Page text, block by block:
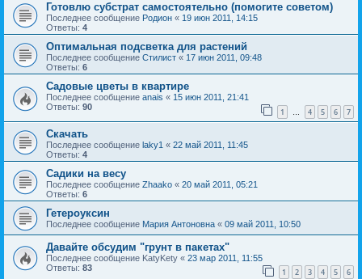
Готовлю субстрат самостоятельно (помогите советом)
Последнее сообщение Родион « 19 июн 2011, 14:15
Ответы: 4
Оптимальная подсветка для растений
Последнее сообщение Стилист « 17 июн 2011, 09:48
Ответы: 6
Садовые цветы в квартире
Последнее сообщение anais « 15 июн 2011, 21:41
Ответы: 90 1 … 4 5 6 7
Скачать
Последнее сообщение laky1 « 22 май 2011, 11:45
Ответы: 4
Садики на весу
Последнее сообщение Zhaako « 20 май 2011, 05:21
Ответы: 6
Гетероуксин
Последнее сообщение Мария Антоновна « 09 май 2011, 10:50
Давайте обсудим "грунт в пакетах"
Последнее сообщение KatyKety « 23 мар 2011, 11:55
Ответы: 83 1 2 3 4 5 6